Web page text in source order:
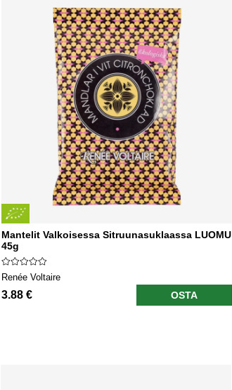
Mantelit Valkoisessa Sitruunasuklaassa LUOMU
45g
Renée Voltaire
3.88 € OSTA